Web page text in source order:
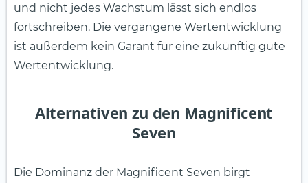
und nicht jedes Wachstum lässt sich endlos
fortschreiben. Die vergangene Wertentwicklung
ist außerdem kein Garant für eine zukünftig gute
Wertentwicklung.
Alternativen zu den Magnificent
Seven
Die Dominanz der Magnificent Seven birgt